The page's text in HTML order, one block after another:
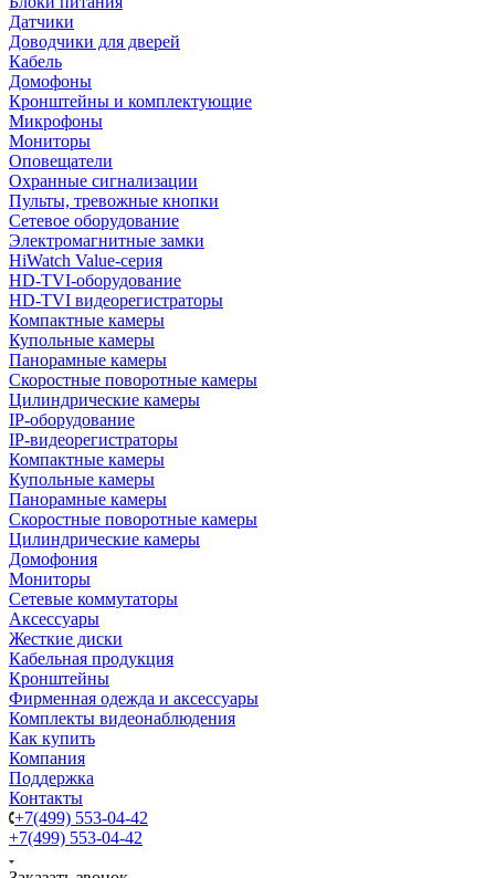
Датчики
Доводчики для дверей
Кабель
Домофоны
Кронштейны и комплектующие
Микрофоны
Мониторы
Оповещатели
Охранные сигнализации
Пульты, тревожные кнопки
Сетевое оборудование
Электромагнитные замки
HiWatch Value-серия
HD-TVI-оборудование
HD-TVI видеорегистраторы
Компактные камеры
Купольные камеры
Панорамные камеры
Скоростные поворотные камеры
Цилиндрические камеры
IP-оборудование
IP-видеорегистраторы
Компактные камеры
Купольные камеры
Панорамные камеры
Скоростные поворотные камеры
Цилиндрические камеры
Домофония
Мониторы
Сетевые коммутаторы
Аксессуары
Жесткие диски
Кабельная продукция
Кронштейны
Фирменная одежда и аксессуары
Комплекты видеонаблюдения
Как купить
Компания
Поддержка
Контакты
+7(499) 553-04-42
+7(499) 553-04-42